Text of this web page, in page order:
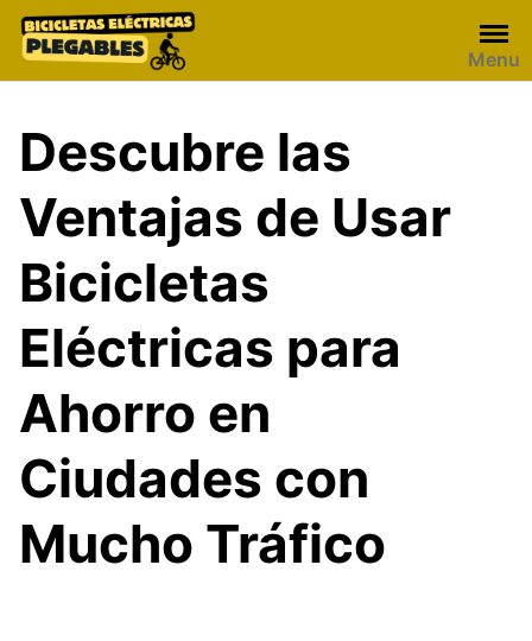
Skip
Menu
Descubre las
Ventajas de Usar
Bicicletas
Eléctricas para
Ahorro en
Ciudades con
Mucho Tráfico